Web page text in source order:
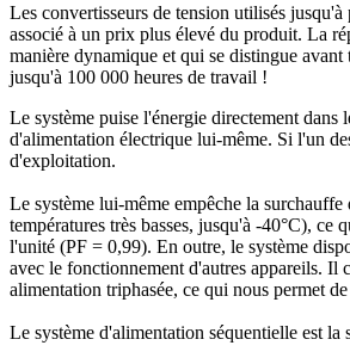
Les convertisseurs de tension utilisés
associé à un prix plus élevé du produit. La
manière dynamique et qui se distingue
jusqu'à 100 000 heures de travail !
Le système puise l'énergie directement
d'alimentation électrique lui-même. Si l'un
d'exploitation.
Le système lui-même empêche la
températures très basses, jusqu'à -40°C),
l'unité (PF = 0,99). En outre, le système
avec le fonctionnement d'autres appareils. Il
alimentation triphasée, ce qui nous permet
Le système d'alimentation séquentielle est